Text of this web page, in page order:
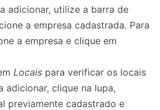
adicionar, utilize a barra de
a empresa cadastrada. Para
a empresa e clique em
Locais para verificar os locais
adicionar, clique na lupa,
previamente cadastrado e